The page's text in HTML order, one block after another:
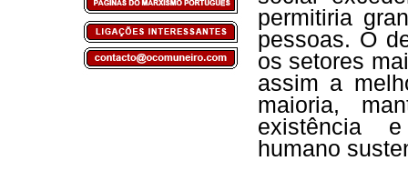
permitiria
pessoas. O
os setores
assim a
maioria,
existência
humano